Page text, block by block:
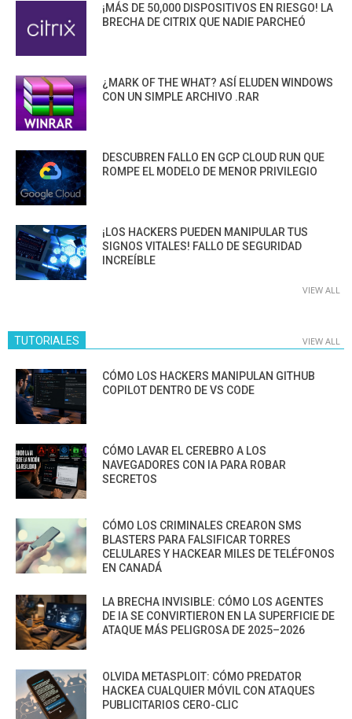
¡MÁS DE 50,000 DISPOSITIVOS EN RIESGO! LA
BRECHA DE CITRIX QUE NADIE PARCHEÓ
¿MARK OF THE WHAT? ASÍ ELUDEN WINDOWS
CON UN SIMPLE ARCHIVO .RAR
DESCUBREN FALLO EN GCP CLOUD RUN QUE
ROMPE EL MODELO DE MENOR PRIVILEGIO
¡LOS HACKERS PUEDEN MANIPULAR TUS
SIGNOS VITALES! FALLO DE SEGURIDAD
INCREÍBLE
VIEW ALL
TUTORIALES VIEW ALL
CÓMO LOS HACKERS MANIPULAN GITHUB
COPILOT DENTRO DE VS CODE
CÓMO LAVAR EL CEREBRO A LOS
NAVEGADORES CON IA PARA ROBAR
SECRETOS
CÓMO LOS CRIMINALES CREARON SMS
BLASTERS PARA FALSIFICAR TORRES
CELULARES Y HACKEAR MILES DE TELÉFONOS
EN CANADÁ
LA BRECHA INVISIBLE: CÓMO LOS AGENTES
DE IA SE CONVIRTIERON EN LA SUPERFICIE DE
ATAQUE MÁS PELIGROSA DE 2025–2026
OLVIDA METASPLOIT: CÓMO PREDATOR
HACKEA CUALQUIER MÓVIL CON ATAQUES
PUBLICITARIOS CERO-CLIC